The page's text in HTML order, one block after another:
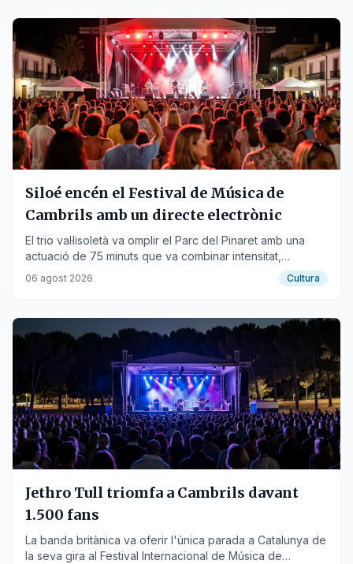
Siloé encén el Festival de Música de
Cambrils amb un directe electrònic
El trio val·lisoletà va omplir el Parc del Pinaret amb una
actuació de 75 minuts que va combinar intensitat,
electrònica i interacció amb el públic.
06 agost 2026 Cultura
Jethro Tull triomfa a Cambrils davant
1.500 fans
La banda britànica va oferir l'única parada a Catalunya de
la seva gira al Festival Internacional de Música de